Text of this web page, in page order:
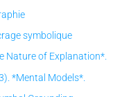
symbolique
Nature of Explanation*.
*Mental Models*.